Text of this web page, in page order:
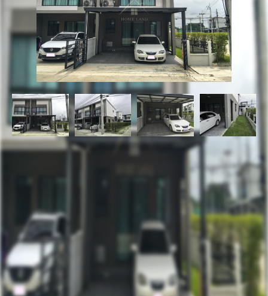
บริการ
ข่าวสาร
ติดต่อ
เพิ่มเติม
รหัสทรัพย์ BHL477
อัพเดท 5/13/2024 3:50 PM
ทาวน์โฮม แกรนด์ พลีโน่ ราชพฤกษ์ ปากเกร็ด (หลังมุม)
ต.อ้อมเกร็ด อ.ปากเกร็ด จ.นนทบุรี
ราคาขาย